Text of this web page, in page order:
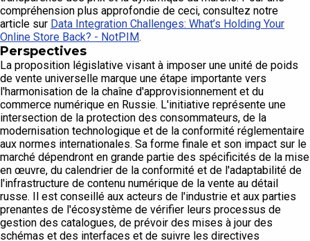
compréhension plus approfondie de ceci, consultez notre
article sur Data Integration Challenges: What’s Holding Your
Online Store Back? - NotPIM.
Perspectives
La proposition législative visant à imposer une unité de poids
de vente universelle marque une étape importante vers
l'harmonisation de la chaîne d'approvisionnement et du
commerce numérique en Russie. L'initiative représente une
intersection de la protection des consommateurs, de la
modernisation technologique et de la conformité réglementaire
aux normes internationales. Sa forme finale et son impact sur le
marché dépendront en grande partie des spécificités de la mise
en œuvre, du calendrier de la conformité et de l'adaptabilité de
l'infrastructure de contenu numérique de la vente au détail
russe. Il est conseillé aux acteurs de l'industrie et aux parties
prenantes de l'écosystème de vérifier leurs processus de
gestion des catalogues, de prévoir des mises à jour des
schémas et des interfaces et de suivre les directives